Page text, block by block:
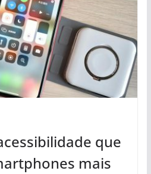
que
mais